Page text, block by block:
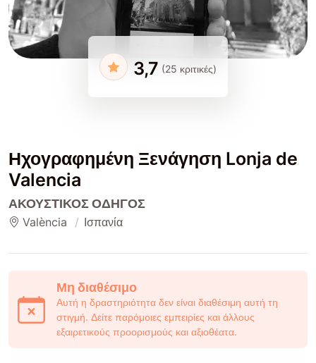
3,7 (25 κριτικές)
Ηχογραφημένη Ξενάγηση Lonja de
Valencia
ΑΚΟΥΣΤΙΚΌΣ ΟΔΗΓΌΣ
València Ισπανία
Μη διαθέσιμο
Αυτή η δραστηριότητα δεν είναι διαθέσιμη αυτή τη
στιγμή. Δείτε παρόμοιες εμπειρίες και άλλους
εξαιρετικούς προορισμούς και αξιοθέατα.